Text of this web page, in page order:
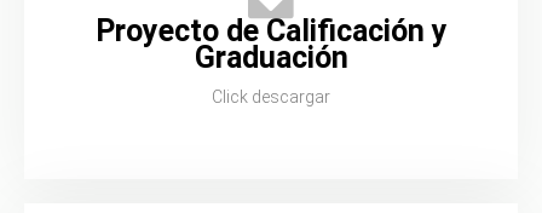
Proyecto de Calificación y
Graduación
Click descargar